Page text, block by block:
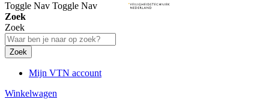
Toggle Nav Toggle Nav
Zoek
Zoek
Zoek
Mijn VTN account
Winkelwagen